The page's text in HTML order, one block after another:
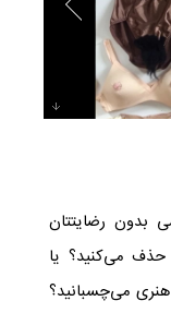
رضایتتان
حذف می‌کنید؟ یا
می‌چسبانید؟